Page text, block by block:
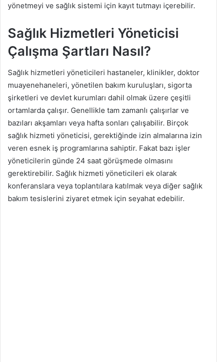
yönetmeyi ve sağlık sistemi için kayıt tutmayı içerebilir.
Sağlık Hizmetleri Yöneticisi
Çalışma Şartları Nasıl?
Sağlık hizmetleri yöneticileri hastaneler, klinikler, doktor
muayenehaneleri, yönetilen bakım kuruluşları, sigorta
şirketleri ve devlet kurumları dahil olmak üzere çeşitli
ortamlarda çalışır. Genellikle tam zamanlı çalışırlar ve
bazıları akşamları veya hafta sonları çalışabilir. Birçok
sağlık hizmeti yöneticisi, gerektiğinde izin almalarına izin
veren esnek iş programlarına sahiptir. Fakat bazı işler
yöneticilerin günde 24 saat görüşmede olmasını
gerektirebilir. Sağlık hizmeti yöneticileri ek olarak
konferanslara veya toplantılara katılmak veya diğer sağlık
bakım tesislerini ziyaret etmek için seyahat edebilir.